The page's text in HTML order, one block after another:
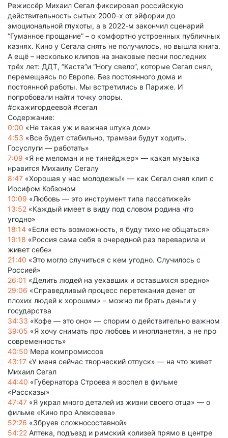
Режиссёр Михаил Сегал фиксировал российскую
действительность сытых 2000-х от эйфории до
эмоциональной глухоты, а в 2022-м закончил сценарий
“Гуманное прощание” – о комфортно устроенных публичных
казнях. Кино у Сегала снять не получилось, но вышла книга.
А ещё – несколько клипов на знаковые песни последних
трёх лет: ДДТ, “Каста”и “Ногу свело”, которые Сегал снял,
перемещаясь по Европе. Без постоянного дома и
постоянной работы. Мы встретились в Париже. И
попробовали найти точку опоры.
#скажигордеевой #сегал
Содержание:
0:00 «Не такая уж и важная штука дом»
4:53 «Все будет стабильно, трамваи будут ходить,
Госуслуги — работать»
7:09 «Я не меломан и не тинейджер» — какая музыка
нравится Михаилу Сегалу
8:47 «Хорошая у нас молодежь!» — как Сегал снял клип с
Иосифом Кобзоном
10:09 «Любовь — это инструмент типа пассатижей»
13:52 «Каждый имеет в виду под словом родина что
угодно»
18:14 «Если есть возможность, я буду тихо не общаться»
19:18 «Россия сама себя в очередной раз переварила и
живет себе»
21:40 «Это могло случиться с кем угодно. Случилось с
Россией»
26:01 «Делить людей на уехавших и оставшихся вредно»
29:06 «Справедливый процесс перетекания денег от
плохих людей к хорошим» – можно ли брать деньги у
государства
34:33 «Кофе — это оно» — спорим о действительно важном
39:05 «Я хочу снимать про любовь и инопланетян, а не про
современность»
40:50 Мера компромиссов
43:17 «У меня сейчас творческий отпуск» — на что живет
Михаил Сегал
44:40 «Губернатора Строева я воспел в фильме
«Рассказы»
47:47 «Я украл много деталей из жизни своего отца» — о
фильме «Кино про Алексеева»
52:26 «Збруев сложносоставной»
54:22 Аптека, подъезд и римский колизей прямо в центре